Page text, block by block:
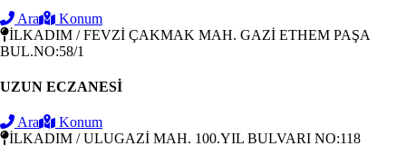
Ara
Konum
İLKADIM / FEVZİ ÇAKMAK MAH. GAZİ ETHEM PAŞA
BUL.NO:58/1
UZUN ECZANESİ
Ara
Konum
İLKADIM / ULUGAZİ MAH. 100.YIL BULVARI NO:118